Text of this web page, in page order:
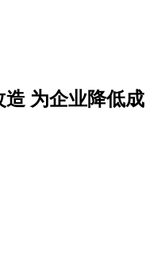
造 为企业降低成